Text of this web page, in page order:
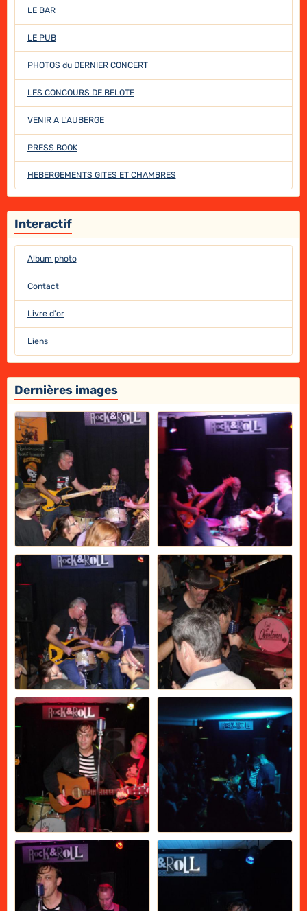
LE BAR
LE PUB
PHOTOS du DERNIER CONCERT
LES CONCOURS DE BELOTE
VENIR A L'AUBERGE
PRESS BOOK
HEBERGEMENTS GITES ET CHAMBRES
Interactif
Album photo
Contact
Livre d'or
Liens
Dernières images